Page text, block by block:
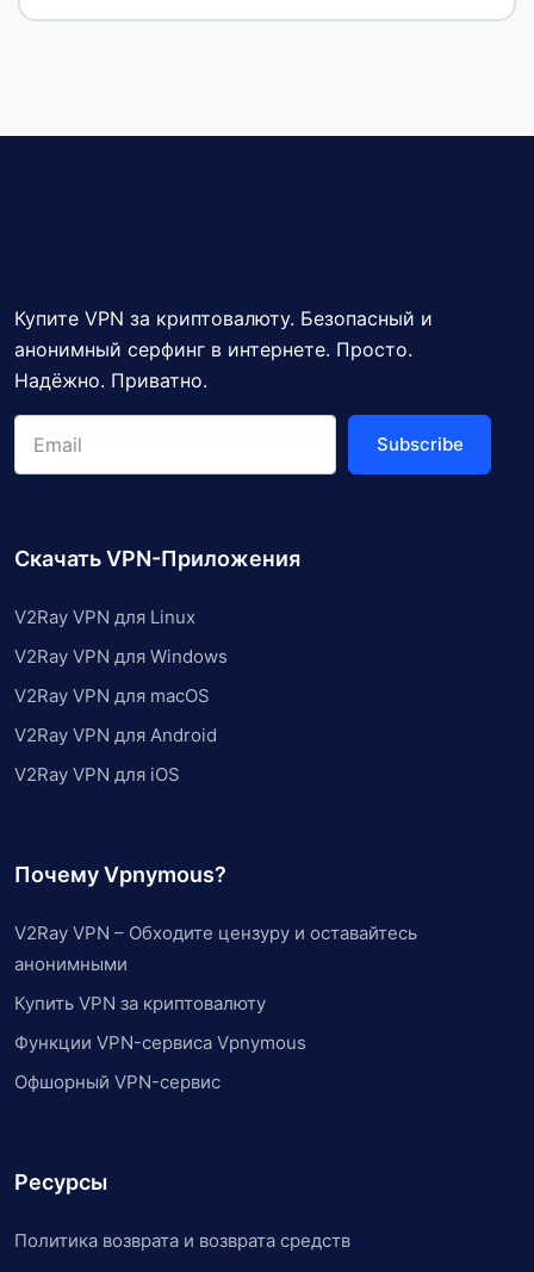
Купите VPN за криптовалюту. Безопасный и
анонимный серфинг в интернете. Просто.
Надёжно. Приватно.
Subscribe
Скачать VPN-Приложения
V2Ray VPN для Linux
V2Ray VPN для Windows
V2Ray VPN для macOS
V2Ray VPN для Android
V2Ray VPN для iOS
Почему Vpnymous?
V2Ray VPN – Обходите цензуру и оставайтесь
анонимными
Купить VPN за криптовалюту
Функции VPN-сервиса Vpnymous
Офшорный VPN-сервис
Ресурсы
Политика возврата и возврата средств